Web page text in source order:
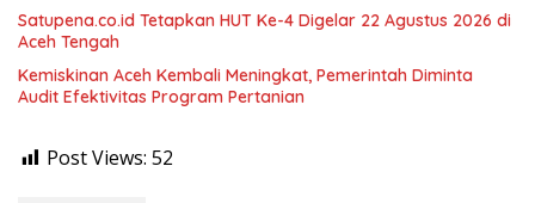
Satupena.co.id Tetapkan HUT Ke-4 Digelar 22 Agustus 2026 di
Aceh Tengah
Kemiskinan Aceh Kembali Meningkat, Pemerintah Diminta
Audit Efektivitas Program Pertanian
Post Views: 52